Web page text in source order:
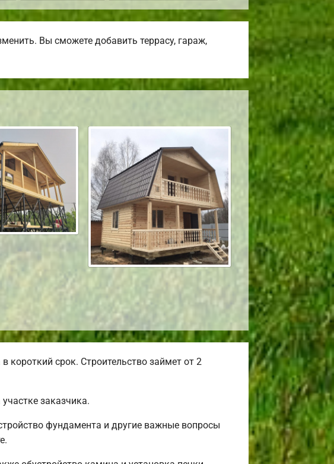
Вы сможете добавить террасу, гараж,
короткий срок. Строительство займет от 2
заказчика.
фундамента и другие важные вопросы